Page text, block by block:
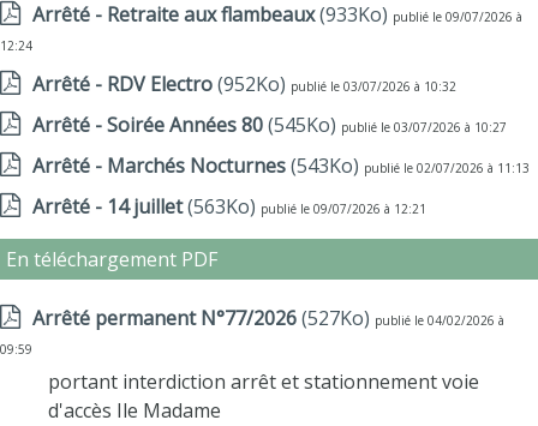
Arrêté - Retraite aux flambeaux(933Ko) publié le 09/07/2026 à
12:24
Arrêté - RDV Electro(952Ko) publié le 03/07/2026 à 10:32
Arrêté - Soirée Années 80(545Ko) publié le 03/07/2026 à 10:27
Arrêté - Marchés Nocturnes(543Ko) publié le 02/07/2026 à 11:13
Arrêté - 14 juillet(563Ko) publié le 09/07/2026 à 12:21
En téléchargement PDF
Arrêté permanent N°77/2026(527Ko) publié le 04/02/2026 à
09:59
portant interdiction arrêt et stationnement voie
d'accès Ile Madame